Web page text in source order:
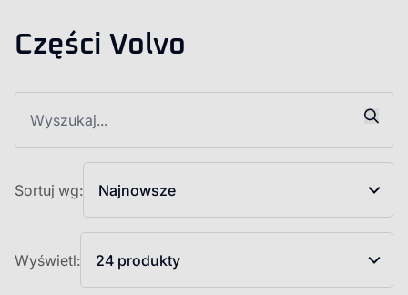
Części Volvo
Sortuj wg: Najnowsze
Wyświetl: 24 produkty